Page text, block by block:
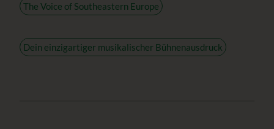
The Voice of Southeastern Europe
Dein einzigartiger musikalischer Bühnenausdruck